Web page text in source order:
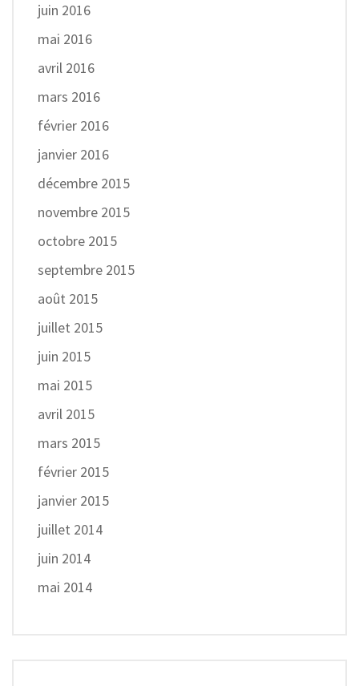
juin 2016
mai 2016
avril 2016
mars 2016
février 2016
janvier 2016
décembre 2015
novembre 2015
octobre 2015
septembre 2015
août 2015
juillet 2015
juin 2015
mai 2015
avril 2015
mars 2015
février 2015
janvier 2015
juillet 2014
juin 2014
mai 2014